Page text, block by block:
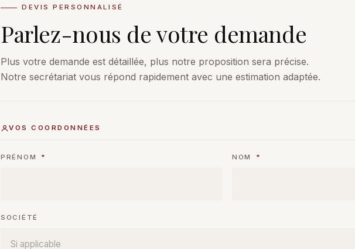
DEVIS PERSONNALISÉ
Parlez-nous de votre demande
Plus votre demande est détaillée, plus notre proposition sera précise.
Notre secrétariat vous répond rapidement avec une estimation adaptée.
VOS COORDONNÉES
PRÉNOM * NOM *
SOCIÉTÉ